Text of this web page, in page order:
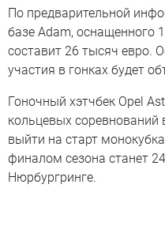
По предварительной
базе Adam,
составит 26 тысяч евро.
участия в гонках будет
Гоночный хэтчбек Opel
кольцевых
выйти на старт
финалом сезона станет
Нюрбургринге.